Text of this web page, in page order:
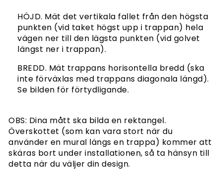
HÖJD. Mät det vertikala fallet från den högsta
punkten (vid taket högst upp i trappan) hela
vägen ner till den lägsta punkten (vid golvet
längst ner i trappan).
BREDD. Mät trappans horisontella bredd (ska
inte förväxlas med trappans diagonala längd).
Se bilden för förtydligande.
OBS: Dina mått ska bilda en rektangel.
Överskottet (som kan vara stort när du
använder en mural längs en trappa) kommer att
skäras bort under installationen, så ta hänsyn till
detta när du väljer din design.